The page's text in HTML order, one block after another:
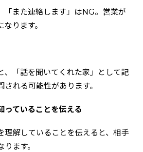
「また連絡します」はNG。営業が
ります。
、「話を聞いてくれた家」として記
れる可能性があります。
っていることを伝える
理解していることを伝えると、相手
ます。